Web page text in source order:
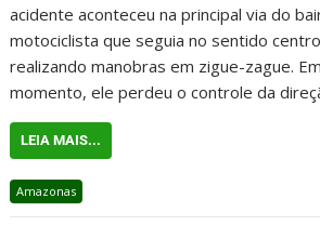
acidente aconteceu na principal via do
motociclista que seguia no sentido
realizando manobras em zigue-zague.
momento, ele perdeu o controle da
LEIA MAIS...
Amazonas